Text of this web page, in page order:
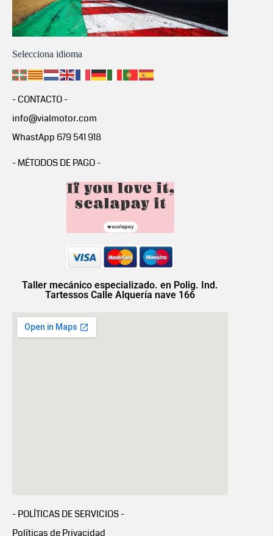
Selecciona idioma
- CONTACTO -
info@vialmotor.com
WhastApp 679 541 918
- MÉTODOS DE PAGO -
Taller mecánico especializado. en Polig. Ind.
Tartessos Calle Alquería nave 166
- POLÍTICAS DE SERVICIOS -
Políticas de Privacidad